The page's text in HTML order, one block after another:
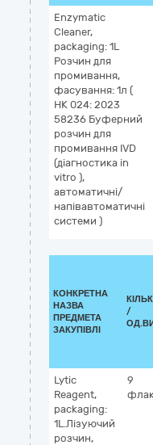
Enzymatic
Cleaner,
packaging: 1L
Розчин для
промивання,
фасування: 1л (
НК 024: 2023
58236 Буферний
розчин для
промивання IVD
(діагностика in
vitro ),
автоматичні/
напівавтоматичні
системи )
КОНКРЕТНА
НАЗВА
ПРЕДМЕТА
ЗАКУПІВЛІ
/
Lytic
Reagent,
packaging:
1L.Лізуючий
розчин,
9